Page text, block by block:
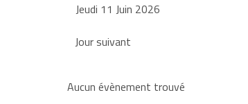
Jeudi 11 Juin 2026
Jour suivant
Aucun évènement trouvé